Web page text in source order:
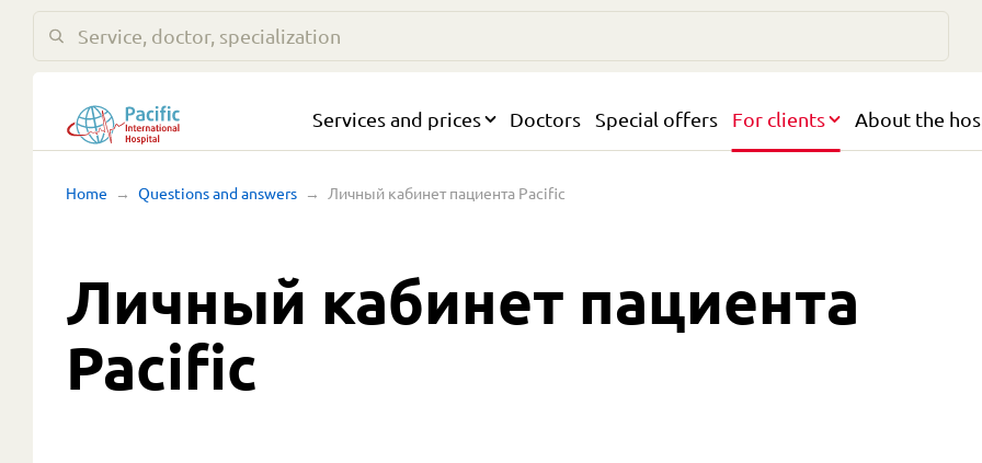
Services and prices Doctors Special offers For clients About the
Home Questions and answers Личный кабинет пациента Pacific
Личный кабинет пациента
Pacific